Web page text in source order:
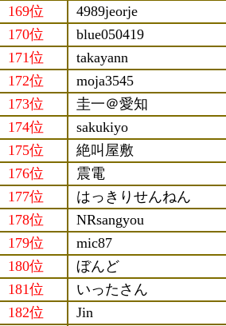
169位
4989jeorje
170位
blue050419
171位
takayann
172位
moja3545
173位
圭一＠愛知
174位
sakukiyo
175位
絶叫屋敷
176位
震電
177位
はっきりせんねん
178位
NRsangyou
179位
mic87
180位
ぼんど
181位
いったさん
182位
Jin